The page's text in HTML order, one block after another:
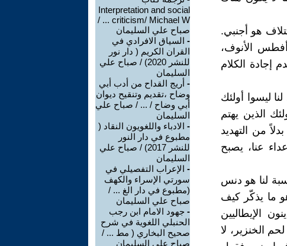
هو أجنبي.
الأنوف،
إجادة الكلام
ليسوا أولئك
الذين يهتم
من التهديد
عنا، يصبح
لنا هو دنس
ما يذكّر كيف
الإيطاليين
الخنزير، لا
Interpretation and social
criticism/ Michael W ... /
صباح علي السليمان
- السياق الافرادي في
القران الكريم ( دار نور
للنشر 2020) / صباح علي
السليمان
- أريج القداح من أدب أبي
وضاح ،تقديم وتنقيح ديوان
أبي وضاح / ... / صباح علي
السليمان
- الادباء واللغويون النقاد (
مطبوع في دار النور
للنشر 2017) / صباح علي
السليمان
- الإعراب التفصيلي في
سورتي الإسراء والكهف
(مطبوع في دار الغ ... /
صباح علي السليمان
- جهود الامام ابن رجب
الحنبلي اللغوية في شرح
صحيح البخاري ( مط ... /
صباح علي السليمان